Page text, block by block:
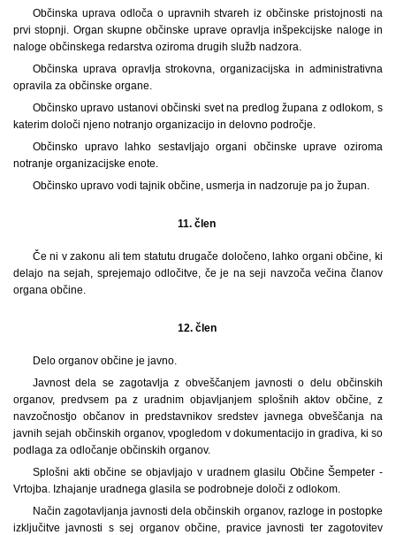
Občinska uprava odloča o upravnih stvareh iz občinske pristojnosti na
prvi stopnji. Organ skupne občinske uprave opravlja inšpekcijske naloge in
naloge občinskega redarstva oziroma drugih služb nadzora.
Občinska uprava opravlja strokovna, organizacijska in administrativna
opravila za občinske organe.
Občinsko upravo ustanovi občinski svet na predlog župana z odlokom, s
katerim določi njeno notranjo organizacijo in delovno področje.
Občinsko upravo lahko sestavljajo organi občinske uprave oziroma
notranje organizacijske enote.
Občinsko upravo vodi tajnik občine, usmerja in nadzoruje pa jo župan.
11. člen
Če ni v zakonu ali tem statutu drugače določeno, lahko organi občine, ki
delajo na sejah, sprejemajo odločitve, če je na seji navzoča večina članov
organa občine.
12. člen
Delo organov občine je javno.
Javnost dela se zagotavlja z obveščanjem javnosti o delu občinskih
organov, predvsem pa z uradnim objavljanjem splošnih aktov občine, z
navzočnostjo občanov in predstavnikov sredstev javnega obveščanja na
javnih sejah občinskih organov, vpogledom v dokumentacijo in gradiva, ki so
podlaga za odločanje občinskih organov.
Splošni akti občine se objavljajo v uradnem glasilu Občine Šempeter -
Vrtojba. Izhajanje uradnega glasila se podrobneje določi z odlokom.
Način zagotavljanja javnosti dela občinskih organov, razloge in postopke
izključitve javnosti s sej organov občine, pravice javnosti ter zagotovitev